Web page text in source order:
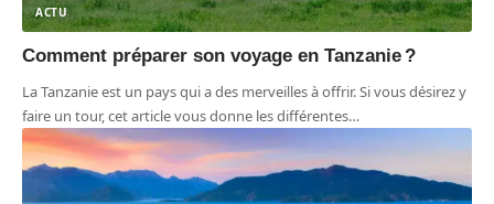
ACTU
Comment préparer son voyage en Tanzanie ?
La Tanzanie est un pays qui a des merveilles à offrir. Si vous désirez y
faire un tour, cet article vous donne les différentes…